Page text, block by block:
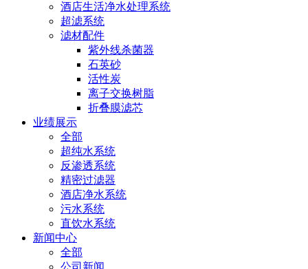
酒店生活净水处理系统
超滤系统
滤材配件
紫外线杀菌器
石英砂
活性炭
离子交换树脂
折叠膜滤芯
业绩展示
全部
超纯水系统
反渗透系统
精密过滤器
酒店净水系统
污水系统
直饮水系统
新闻中心
全部
公司新闻